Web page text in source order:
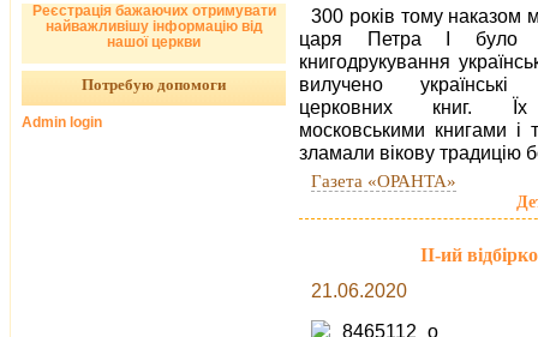
300 років тому наказом
царя Петра І було
книгодрукування
вилучено
церковних книг. Їх
московськими книгами і
зламали вікову традицію
Газета «ОРАНТА»
ІІ-ий
21.06.2020
Реєстрація бажаючих отримувати
найважливішу інформацію від
нашої церкви
Потребую допомоги
Admin login